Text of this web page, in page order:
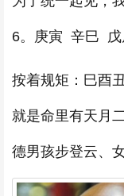
6。庚寅 辛巳 戊
按着规矩：巳酉
就是命里有天月
德男孩步登云、